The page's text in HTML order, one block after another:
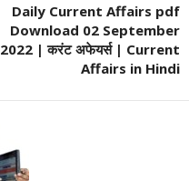
Daily Current Affairs pdf
Download 02 September
2022 | करंट अफेयर्स | Current
Affairs in Hindi